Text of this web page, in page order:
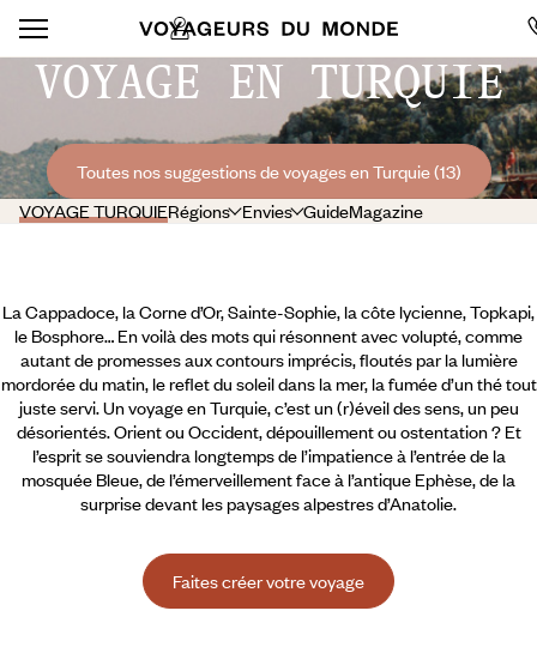
VOYAGE EN TURQUIE
Toutes nos suggestions de voyages en Turquie (13)
VOYAGE TURQUIERégions Envies GuideMagazine
La Cappadoce, la Corne d’Or, Sainte-Sophie, la côte lycienne, Topkapi,
le Bosphore… En voilà des mots qui résonnent avec volupté, comme
autant de promesses aux contours imprécis, floutés par la lumière
mordorée du matin, le reflet du soleil dans la mer, la fumée d’un thé tout
juste servi. Un voyage en Turquie, c’est un (r)éveil des sens, un peu
désorientés. Orient ou Occident, dépouillement ou ostentation ? Et
l’esprit se souviendra longtemps de l’impatience à l’entrée de la
mosquée Bleue, de l’émerveillement face à l’antique Ephèse, de la
surprise devant les paysages alpestres d’Anatolie.
Faites créer votre voyage